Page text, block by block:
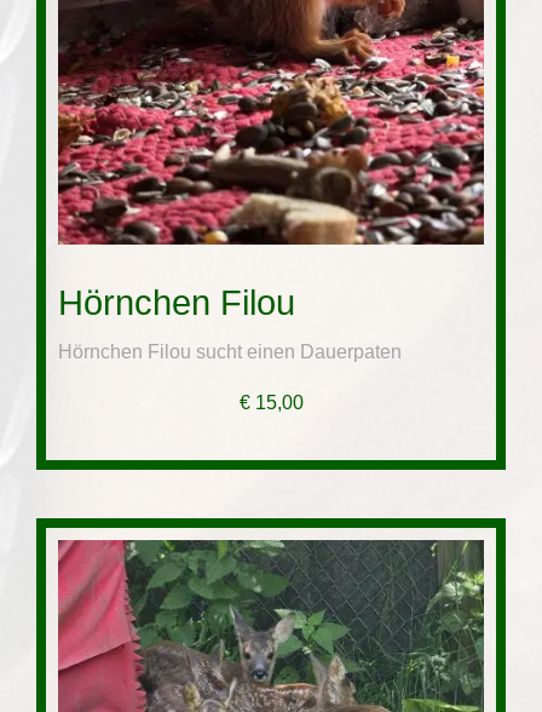
Hörnchen Filou
Hörnchen Filou sucht einen Dauerpaten
€15,00